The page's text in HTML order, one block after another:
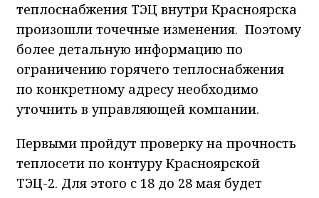
теплоснабжения ТЭЦ внутри Красноярска
произошли точечные изменения. Поэтому
более детальную информацию по
ограничению горячего теплоснабжения
по конкретному адресу необходимо
уточнить в управляющей компании.
Первыми пройдут проверку на прочность
теплосети по контуру Красноярской
ТЭЦ-2. Для этого с 18 до 28 мая будет